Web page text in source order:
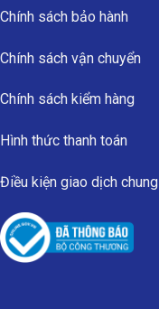
Chính sách bảo hành
Chính sách vận chuyển
Chính sách kiểm hàng
Hình thức thanh toán
Điều kiện giao dịch chung